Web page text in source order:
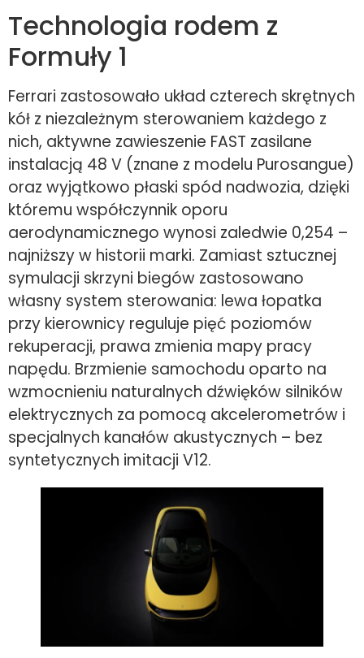
Technologia rodem z
Formuły 1
Ferrari zastosowało układ czterech skrętnych
kół z niezależnym sterowaniem każdego z
nich, aktywne zawieszenie FAST zasilane
instalacją 48 V (znane z modelu Purosangue)
oraz wyjątkowo płaski spód nadwozia, dzięki
któremu współczynnik oporu
aerodynamicznego wynosi zaledwie 0,254 –
najniższy w historii marki. Zamiast sztucznej
symulacji skrzyni biegów zastosowano
własny system sterowania: lewa łopatka
przy kierownicy reguluje pięć poziomów
rekuperacji, prawa zmienia mapy pracy
napędu. Brzmienie samochodu oparto na
wzmocnieniu naturalnych dźwięków silników
elektrycznych za pomocą akcelerometrów i
specjalnych kanałów akustycznych – bez
syntetycznych imitacji V12.